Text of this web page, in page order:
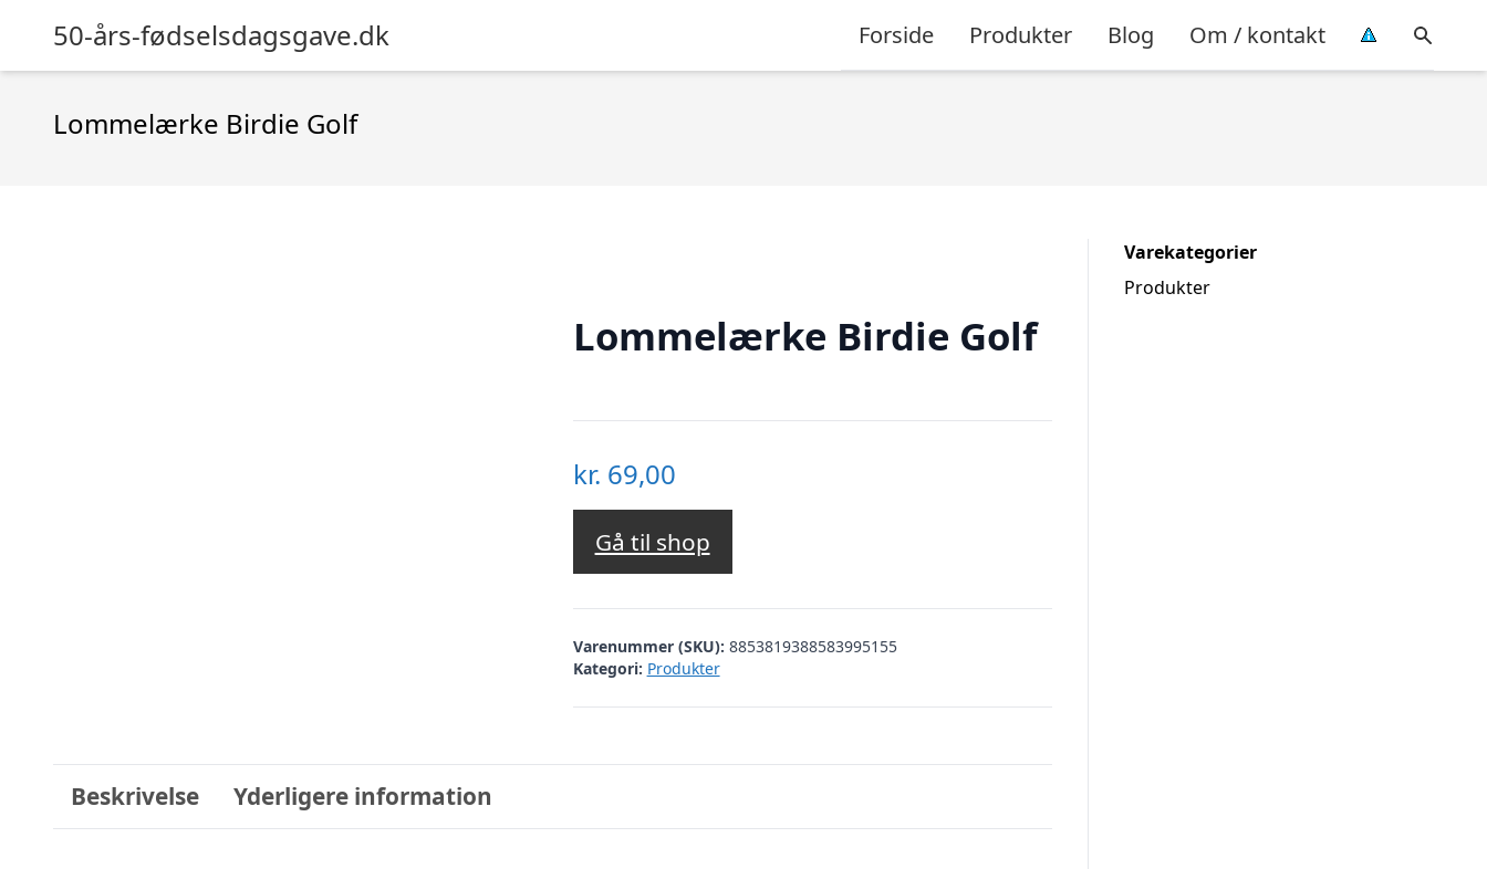
50-års-fødselsdagsgave.dk Forside Produkter Blog Om / kontakt
Lommelærke Birdie Golf
Lommelærke Birdie Golf
kr. 69,00
Gå til shop
Varenummer (SKU): 8853819388583995155
Kategori: Produkter
Beskrivelse Yderligere information
Varekategorier
Produkter